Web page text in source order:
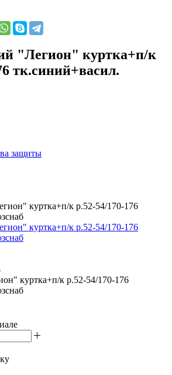
"Легион" куртка+п/к
тк.синий+васил.
защиты
куртка+п/к р.52-54/170-176
куртка+п/к р.52-54/170-176